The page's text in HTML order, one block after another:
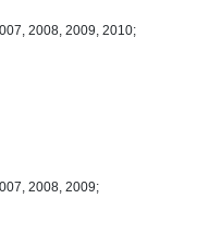
2008, 2009, 2010;
2008, 2009;